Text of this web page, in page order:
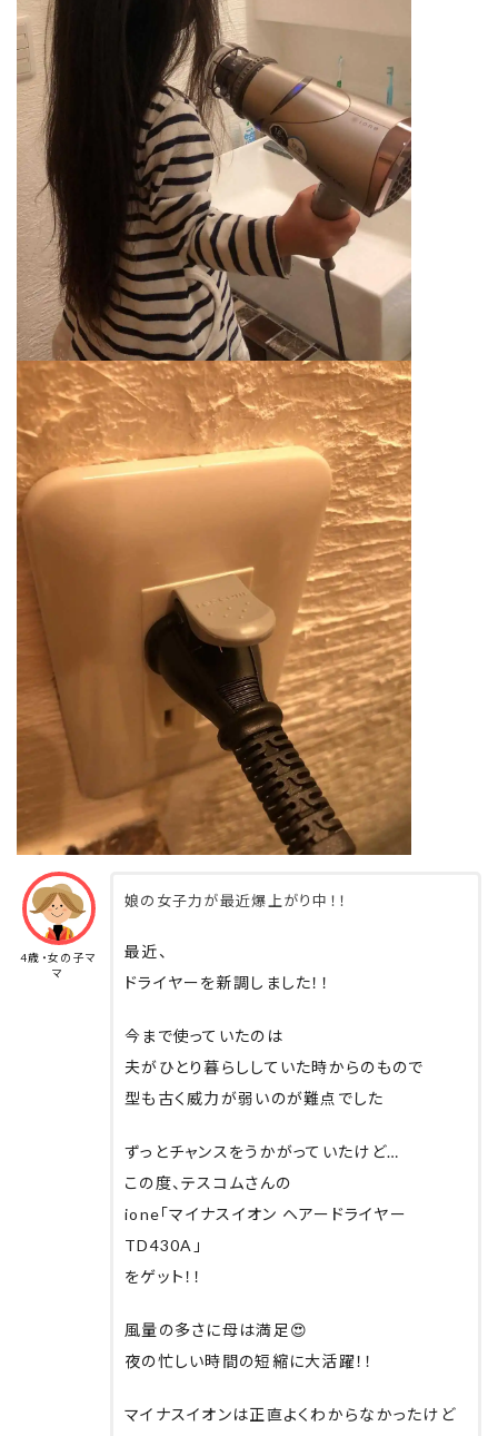
4歳・女の子マ
マ
娘の女子力が最近爆上がり中！！
最近、
ドライヤーを新調しました！！
今まで使っていたのは
夫がひとり暮らししていた時からのもので
型も古く威力が弱いのが難点でした
ずっとチャンスをうかがっていたけど…
この度、テスコムさんの
ione「マイナスイオン ヘアードライヤー
TD430A」
をゲット！！
風量の多さに母は満足😍
夜の忙しい時間の短縮に大活躍！！
マイナスイオンは正直よくわからなかったけど